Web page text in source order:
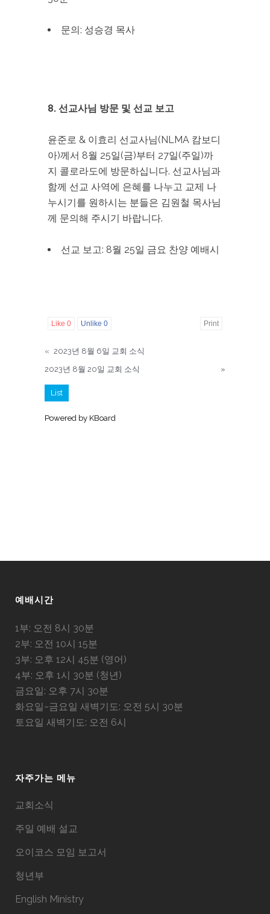
문의: 성승경 목사
8. 선교사님 방문 및 선교 보고
윤준로 & 이효리 선교사님(NLMA 캄보디
아)께서 8월 25일(금)부터 27일(주일)까
지 콜로라도에 방문하십니다. 선교사님과
함께 선교 사역에 은혜를 나누고 교제 나
누시기를 원하시는 분들은 김원철 목사님
께 문의해 주시기 바랍니다.
선교 보고: 8월 25일 금요 찬양 예배시
Like 0 Unlike 0 Print
« 2023년 8월 6일 교회 소식
2023년 8월 20일 교회 소식
»
List
Powered by KBoard
예배시간
1부: 오전 8시 30분
2부: 오전 10시 15분
3부: 오후 12시 45분 (영어)
4부: 오후 1시 30분 (청년)
금요일: 오후 7시 30분
화요일~금요일 새벽기도: 오전 5시 30분
토요일 새벽기도: 오전 6시
자주가는 메뉴
교회소식
주일 예배 설교
오이코스 모임 보고서
청년부
English Ministry